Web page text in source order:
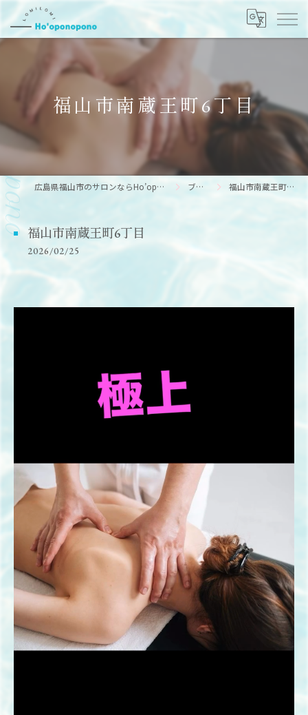
福山市南蔵王町6丁目
広島県福山市のサロンならHo’oponopono ブログ 福山市南蔵王町6丁目
福山市南蔵王町6丁目
2026/02/25